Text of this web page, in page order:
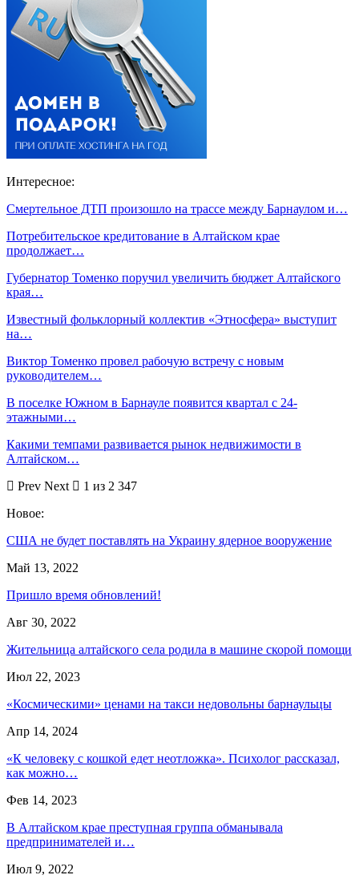
Интересное:
Смертельное ДТП произошло на трассе между Барнаулом и…
Потребительское кредитование в Алтайском крае
продолжает…
Губернатор Томенко поручил увеличить бюджет Алтайского
края…
Известный фольклорный коллектив «Этносфера» выступит
на…
Виктор Томенко провел рабочую встречу с новым
руководителем…
В поселке Южном в Барнауле появится квартал с 24-
этажными…
Какими темпами развивается рынок недвижимости в
Алтайском…
Prev Next
1 из 2 347
Новое:
США не будет поставлять на Украину ядерное вооружение
Май 13, 2022
Пришло время обновлений!
Авг 30, 2022
Жительница алтайского села родила в машине скорой помощи
Июл 22, 2023
«Космическими» ценами на такси недовольны барнаульцы
Апр 14, 2024
«К человеку с кошкой едет неотложка». Психолог рассказал,
как можно…
Фев 14, 2023
В Алтайском крае преступная группа обманывала
предпринимателей и…
Июл 9, 2022